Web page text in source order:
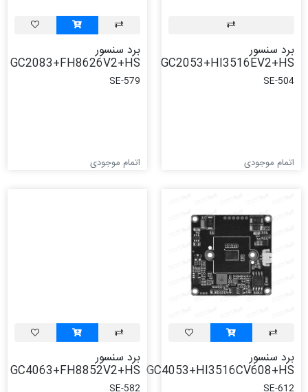
برد سنسور
GC2053+HI3516EV2+HS
SE-504
اتمام موجودی
برد سنسور
GC2083+FH8626V2+HS
SE-579
اتمام موجودی
برد سنسور
GC4053+HI3516CV608+HS
SE-612
برد سنسور
GC4063+FH8852V2+HS
SE-582